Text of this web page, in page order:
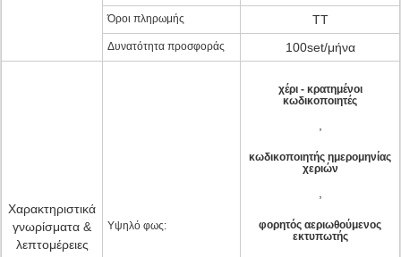
Όροι πληρωμής TT
Δυνατότητα προσφοράς 100set/μήνα
Χαρακτηριστικά
γνωρίσματα &
λεπτομέρειες
Υψηλό φως:
χέρι - κρατημένοι
κωδικοποιητές
κωδικοποιητής ημερομηνίας
χεριών
φορητός αεριωθούμενος
εκτυπωτής